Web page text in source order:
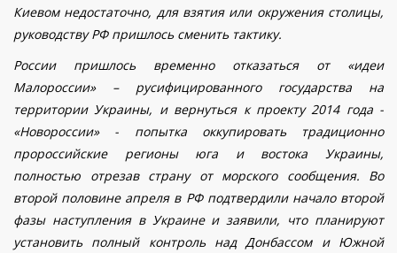
Киевом недостаточно, для взятия или окружения столицы,
руководству РФ пришлось сменить тактику.
России пришлось временно отказаться от «идеи
Малороссии» – русифицированного государства на
территории Украины, и вернуться к проекту 2014 года -
«Новороссии» - попытка оккупировать традиционно
пророссийские регионы юга и востока Украины,
полностью отрезав страну от морского сообщения. Во
второй половине апреля в РФ подтвердили начало второй
фазы наступления в Украине и заявили, что планируют
установить полный контроль над Донбассом и Южной